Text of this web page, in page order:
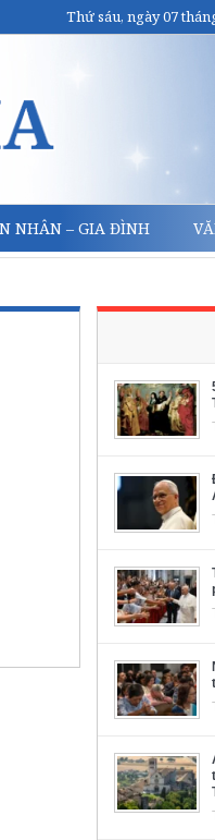
Thứ sáu, ngày 07
NHÂN – GIA ĐÌNH